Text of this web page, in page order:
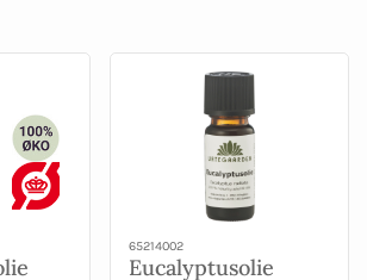
65214002
Eucalyptusolie